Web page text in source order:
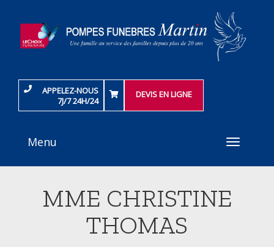
APPELEZ-NOUS
7J/7 24H/24
DEVIS EN LIGNE
Toggle
Menu
MME CHRISTINE
THOMAS